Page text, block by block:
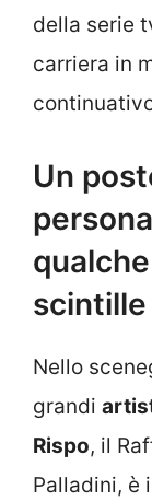
della serie
carriera in
Un
scintille
Nello
grandi
Rispo, il
Palladini, è